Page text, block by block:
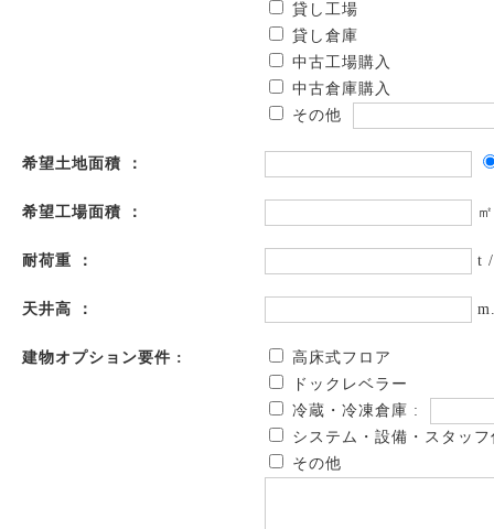
貸し工場
貸し倉庫
中古工場購入
中古倉庫購入
その他
希望土地面積 ：
希望工場面積 ： ㎡
耐荷重 ： t
天井高 ：
建物オプション要件 :
高床式フロア
ドックレベラー
冷蔵・冷凍倉庫 :
システム・設備・スタッ
その他